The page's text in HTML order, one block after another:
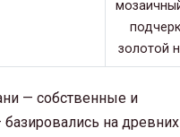
— собственные и
на древних